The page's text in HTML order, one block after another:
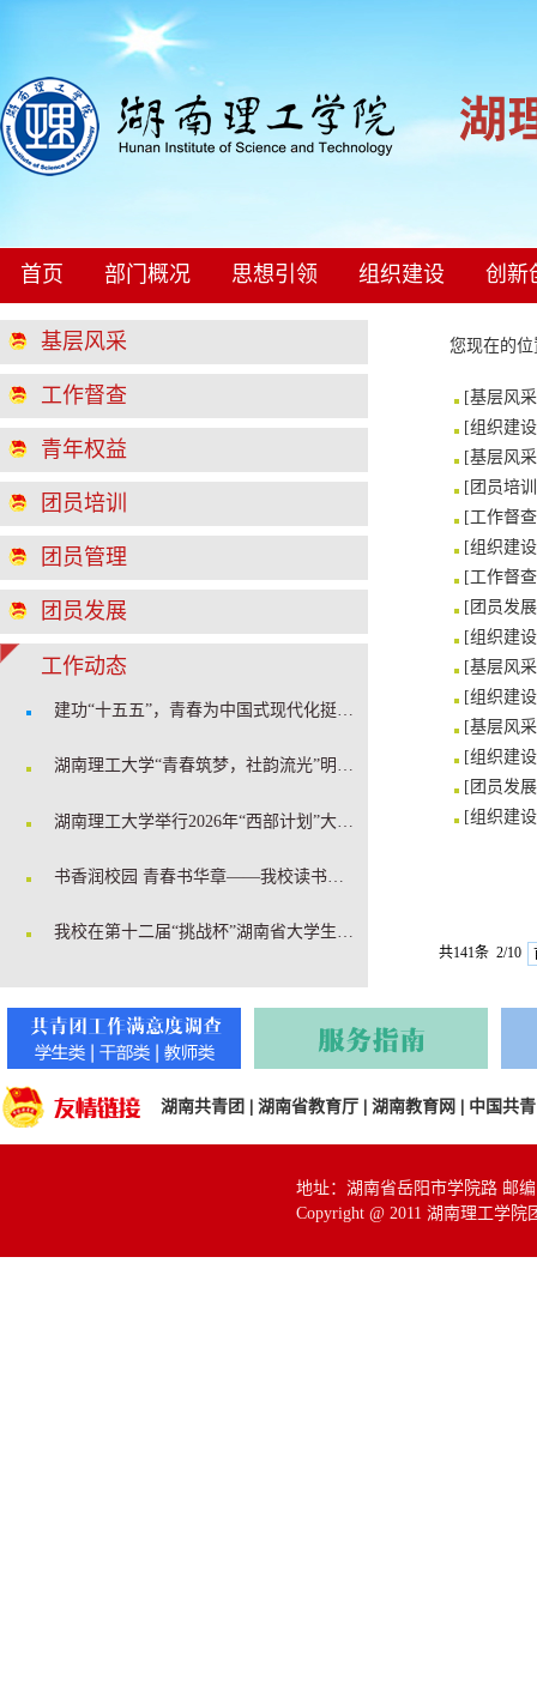
首页 部门概况 思想引领 组织建设 创新
基层风采
工作督查
青年权益
团员培训
团员管理
团员发展
工作动态
建功“十五五”，青春为中国式现代化挺膺担当 ——我校2026年暑期“三下乡”社会实践正式启动
湖南理工大学“青春筑梦，社韵流光”明星社团答辩会圆满落幕
我校在第十二届“挑战杯”湖南省大学生创业计划竞赛斩获一金四银
您现在的
[基层风采
[组织建设
[基层风采
[ 团员培训
[工作督查
[组织建设
[工作督查
[ 团员发展
[组织建设
[基层风采
[组织建设
[基层风采
[组织建设
[ 团员发展
[组织建设
共141条 2/10
湖南共青团 | 湖南省教育厅 | 湖南教育网 | 中国共
地址：湖南省岳阳市学院路 邮编
Copyright @ 2011 湖南理工学